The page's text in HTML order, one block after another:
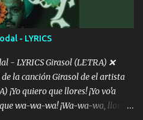
malo son los nombres de tus
la energía del diablo " ¿Si ...
- LYRICS
- LYRICS Girasol (LETRA) ❌
la canción Girasol de el artista
quiero que llores! ¡Yo vo'a
wa-wa-wa! ¡Wa-wa-wa, llores!